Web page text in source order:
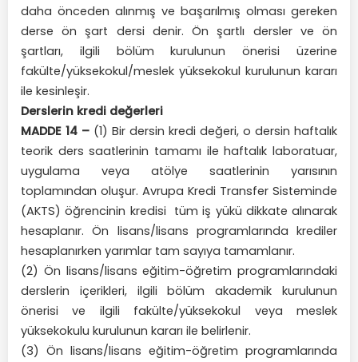
daha önceden alınmış ve başarılmış olması gereken
derse ön şart dersi denir. Ön şartlı dersler ve ön
şartları, ilgili bölüm kurulunun önerisi üzerine
fakülte/yüksekokul/meslek yüksekokul kurulunun kararı
ile kesinleşir.
Derslerin kredi değerleri
MADDE 14 – (1) Bir dersin kredi değeri, o dersin haftalık
teorik ders saatlerinin tamamı ile haftalık laboratuar,
uygulama veya atölye saatlerinin yarısının
toplamından oluşur. Avrupa Kredi Transfer Sisteminde
(AKTS) öğrencinin kredisi tüm iş yükü dikkate alınarak
hesaplanır. Ön lisans/lisans programlarında krediler
hesaplanırken yarımlar tam sayıya tamamlanır.
(2) Ön lisans/lisans eğitim-öğretim programlarındaki
derslerin içerikleri, ilgili bölüm akademik kurulunun
önerisi ve ilgili fakülte/yüksekokul veya meslek
yüksekokulu kurulunun kararı ile belirlenir.
(3) Ön lisans/lisans eğitim-öğretim programlarında